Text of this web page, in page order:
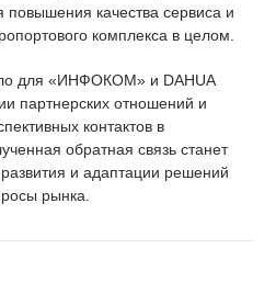
повышения качества сервиса и
комплекса в целом.
для «ИНФОКОМ» и DAHUA
партнерских отношений и
контактов в
обратная связь станет
и адаптации решений
рынка.